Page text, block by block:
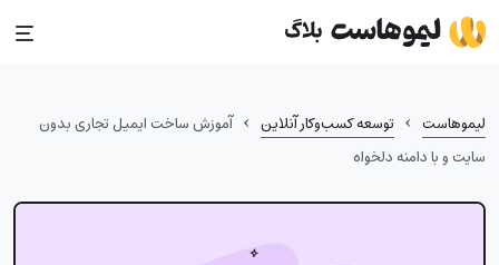
Skip
to
لیموهاست › توسعه کسب‌وکار آنلاین › آموزش ساخت ایمیل تجاری بدون
سایت و با دامنه دلخواه